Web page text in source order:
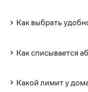
Как выбрать
Как списывается
Какой лимит у